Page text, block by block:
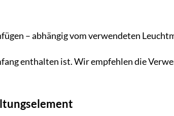
– abhängig vom verwendeten
enthalten ist. Wir empfehlen die